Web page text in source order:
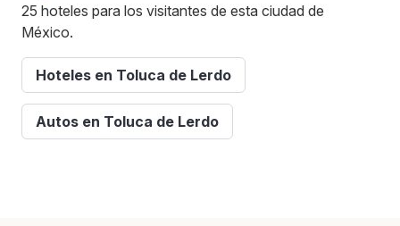
25 hoteles para los visitantes de esta ciudad de
México.
Hoteles en Toluca de Lerdo
Autos en Toluca de Lerdo